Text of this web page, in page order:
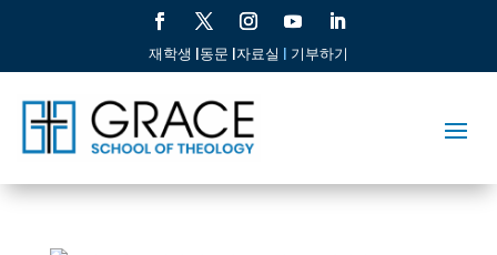
재학생 |동문 |자료실 | 기부하기